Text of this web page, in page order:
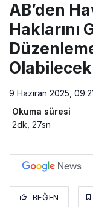
AB’den
Haklarını
Olabilecek
9 Haziran 2025,
Okuma süresi
2dk, 27sn
BEĞEN